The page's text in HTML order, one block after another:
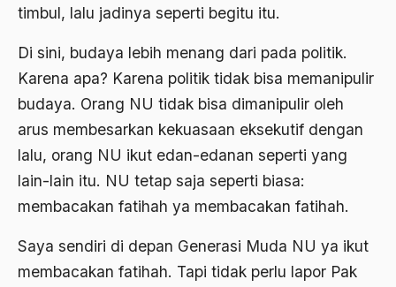
timbul, lalu jadinya seperti begitu itu.
Di sini, budaya lebih menang dari pada politik.
Karena apa? Karena politik tidak bisa memanipulir
budaya. Orang NU tidak bisa dimanipulir oleh
arus membesarkan kekuasaan eksekutif dengan
lalu, orang NU ikut edan-edanan seperti yang
lain-lain itu. NU tetap saja seperti biasa:
membacakan fatihah ya membacakan fatihah.
Saya sendiri di depan Generasi Muda NU ya ikut
membacakan fatihah. Tapi tidak perlu lapor Pak
Ayatullah Zanjani
bacaan mulia
Badan Usaha
Baha'i
baharuddin Aritonang
Bahasa Indonesia
Bahasa Internasional